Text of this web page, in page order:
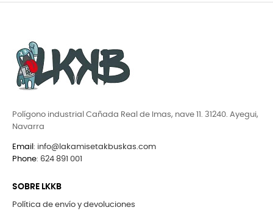
Polígono industrial Cañada Real de Imas, nave 11. 31240. Ayegui,
Navarra
Email : info@lakamisetakbuskas.com
Phone: 624 891 001
SOBRE LKKB
Política de envío y devoluciones